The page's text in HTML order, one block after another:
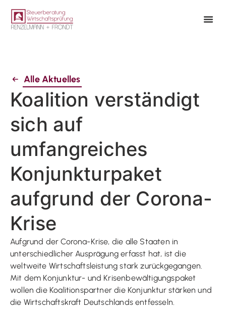
Alle Aktuelles
Koalition verständigt
sich auf
umfangreiches
Konjunkturpaket
aufgrund der Corona-
Krise
Aufgrund der Corona-Krise, die alle Staaten in
unterschiedlicher Ausprägung erfasst hat, ist die
weltweite Wirtschaftsleistung stark zurückgegangen.
Mit dem Konjunktur- und Krisenbewältigungspaket
wollen die Koalitionspartner die Konjunktur stärken und
die Wirtschaftskraft Deutschlands entfesseln.